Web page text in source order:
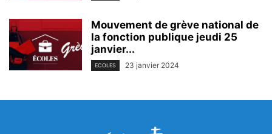
Mouvement de grève national de
la fonction publique jeudi 25
janvier...
ECOLES 23 janvier 2024